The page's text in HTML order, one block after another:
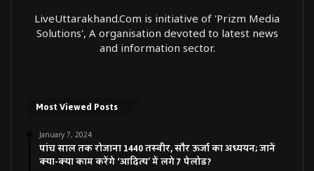
LiveUttarakhand.Com is initiative of 'Prizm Media
Solutions', A organisation devoted to latest news
and information sector.
Most Viewed Posts
January 7, 2024
पांच साल तक रोजाना 1440 तस्वीर, सौर ऊर्जा का अध्ययन; जानें
क्या-क्या काम करेंगे ‘आदित्य’ में लगे 7 पेलोड?